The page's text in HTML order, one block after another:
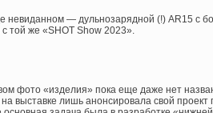
невиданном — дульнозарядной (!) AR15 с
той же «SHOT Show 2023».
фото «изделия» пока еще даже нет
выставке лишь анонсировала свой